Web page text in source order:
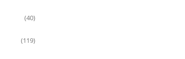
(40)
(119)